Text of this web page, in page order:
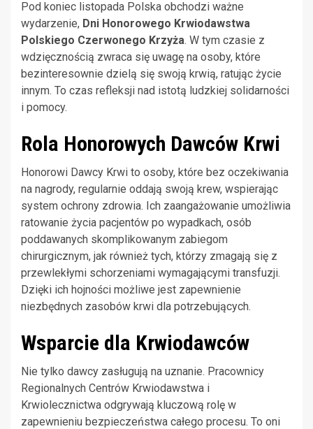
Pod koniec listopada Polska obchodzi ważne
wydarzenie, Dni Honorowego Krwiodawstwa
Polskiego Czerwonego Krzyża. W tym czasie z
wdzięcznością zwraca się uwagę na osoby, które
bezinteresownie dzielą się swoją krwią, ratując życie
innym. To czas refleksji nad istotą ludzkiej solidarności
i pomocy.
Rola Honorowych Dawców Krwi
Honorowi Dawcy Krwi to osoby, które bez oczekiwania
na nagrody, regularnie oddają swoją krew, wspierając
system ochrony zdrowia. Ich zaangażowanie umożliwia
ratowanie życia pacjentów po wypadkach, osób
poddawanych skomplikowanym zabiegom
chirurgicznym, jak również tych, którzy zmagają się z
przewlekłymi schorzeniami wymagającymi transfuzji.
Dzięki ich hojności możliwe jest zapewnienie
niezbędnych zasobów krwi dla potrzebujących.
Wsparcie dla Krwiodawców
Nie tylko dawcy zasługują na uznanie. Pracownicy
Regionalnych Centrów Krwiodawstwa i
Krwiolecznictwa odgrywają kluczową rolę w
zapewnieniu bezpieczeństwa całego procesu. To oni